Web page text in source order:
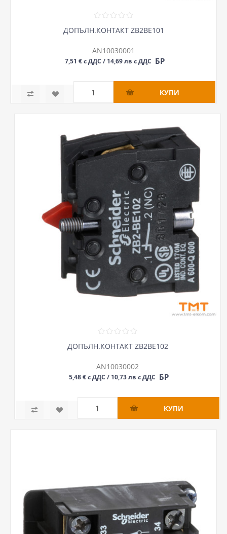
ДОПЪЛН.КОНТАКТ ZB2BE101
AN10030001
7,51 € с ДДС / 14,69 лв с ДДС БР
ДОПЪЛН.КОНТАКТ ZB2BE102
AN10030002
5,48 € с ДДС / 10,73 лв с ДДС БР